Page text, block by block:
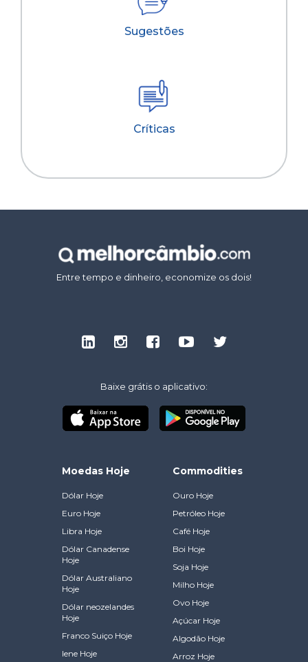
Sugestões
Críticas
Entre tempo e dinheiro, economize os dois!
Baixe grátis o aplicativo:
Moedas Hoje
Dólar Hoje
Euro Hoje
Libra Hoje
Dólar Canadense
Hoje
Dólar Australiano
Hoje
Dólar neozelandes
Hoje
Franco Suiço Hoje
Iene Hoje
Commodities
Ouro Hoje
Petróleo Hoje
Café Hoje
Boi Hoje
Soja Hoje
Milho Hoje
Ovo Hoje
Açúcar Hoje
Algodão Hoje
Arroz Hoje